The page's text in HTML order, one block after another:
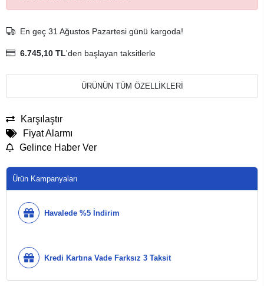
En geç 31 Ağustos Pazartesi günü kargoda!
6.745,10 TL'den başlayan taksitlerle
ÜRÜNÜN TÜM ÖZELLİKLERİ
Karşılaştır
Fiyat Alarmı
Gelince Haber Ver
Ürün Kampanyaları
Havalede %5 İndirim
Kredi Kartına Vade Farksız 3 Taksit